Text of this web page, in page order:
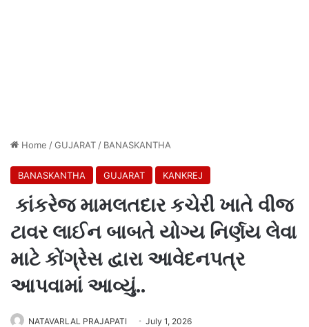
Home /GUJARAT / BANASKANTHA
BANASKANTHA GUJARAT KANKREJ
કાંકરેજ મામલતદાર કચેરી ખાતે વીજ
ટાવર લાઈન બાબતે યોગ્ય નિર્ણય લેવા
માટે કોંગ્રેસ દ્વારા આવેદનપત્ર
આપવામાં આવ્યું..
NATAVARLAL PRAJAPATI July 1, 2026